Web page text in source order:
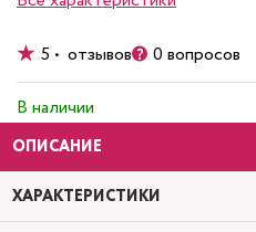
5 • отзывов 0 вопросов
В наличии
ОПИСАНИЕ
ХАРАКТЕРИСТИКИ